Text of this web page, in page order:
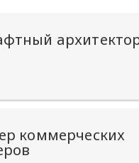
коммерческих